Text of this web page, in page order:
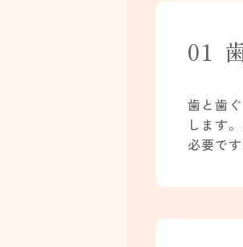
01
歯と歯
します
必要です